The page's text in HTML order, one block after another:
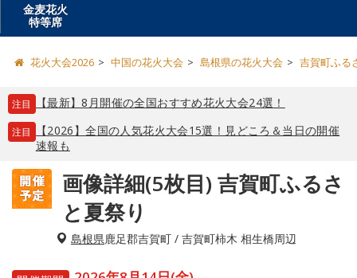
金麦花火
特等席
花火大会2026 中国の花火大会 島根県の花火大会 吉賀町ふる
注目 【最新】8月開催の全国おすすめ花火大会24選！
注目
【2026】全国の人気花火大会15選！見どころ＆当日の開催
速報も
画像詳細(5枚目) 吉賀町ふるさ
と夏祭り
島根県鹿足郡吉賀町 / 吉賀町柿木 相生橋周辺